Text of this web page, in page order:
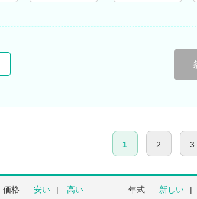
1 2 3
価格 安い 高い 年式 新しい